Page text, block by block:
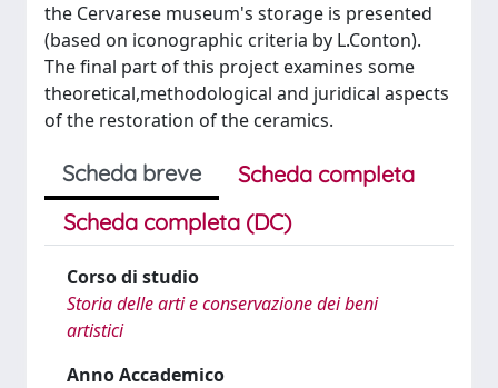
the Cervarese museum's storage is presented
(based on iconographic criteria by L.Conton).
The final part of this project examines some
theoretical,methodological and juridical aspects
of the restoration of the ceramics.
Scheda breve
Scheda completa
Scheda completa (DC)
Corso di studio
Storia delle arti e conservazione dei beni
artistici
Anno Accademico